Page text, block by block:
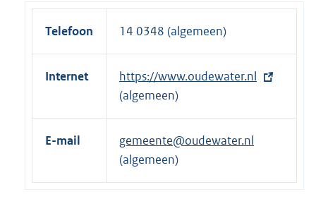
Telefoon 14 0348 (algemeen)
Internet
E
x
t
r
e
https://www.oudewater.nl
(algemeen)
E-mail
gemeente@oudewater.nl
(algemeen)